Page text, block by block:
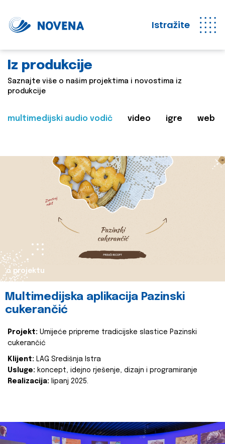
Istražite
Iz produkcije
Saznajte više o našim projektima i novostima iz
produkcije
multimedijski audio vodič video igre web
o projektu
Multimedijska aplikacija Pazinski
cukerančić
Projekt: Umijeće pripreme tradicijske slastice Pazinski
cukerančić
Klijent: LAG Središnja Istra
Usluge: koncept, idejno rješenje, dizajn i programiranje
Realizacija: lipanj 2025.